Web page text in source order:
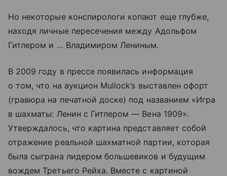
Но некоторые конспирологи копают еще глубже,
находя личные пересечения между Адольфом
Гитлером и … Владимиром Лениным.
В 2009 году в прессе появилась информация
о том, что на аукцион Mullock’s выставлен офорт
(гравюра на печатной доске) под названием «Игра
в шахматы: Ленин с Гитлером — Вена 1909».
Утверждалось, что картина представляет собой
отражение реальной шахматной партии, которая
была сыграна лидером большевиков и будущим
вождем Третьего Рейха. Вместе с картиной